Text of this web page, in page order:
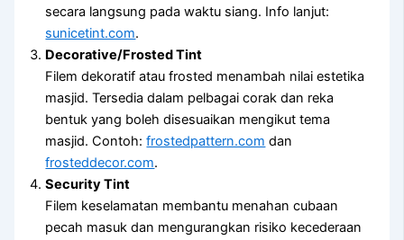
secara langsung pada waktu siang. Info lanjut:
sunicetint.com.
Decorative/Frosted Tint
Filem dekoratif atau frosted menambah nilai estetika
masjid. Tersedia dalam pelbagai corak dan reka
bentuk yang boleh disesuaikan mengikut tema
masjid. Contoh:frostedpattern.com dan
frosteddecor.com.
Security Tint
Filem keselamatan membantu menahan cubaan
pecah masuk dan mengurangkan risiko kecederaan